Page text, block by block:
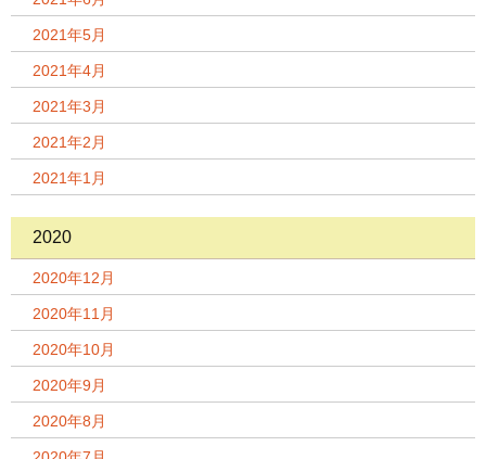
2021年5月
2021年4月
2021年3月
2021年2月
2021年1月
2020
2020年12月
2020年11月
2020年10月
2020年9月
2020年8月